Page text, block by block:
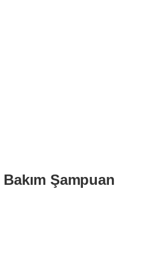
Bakım Şampuan